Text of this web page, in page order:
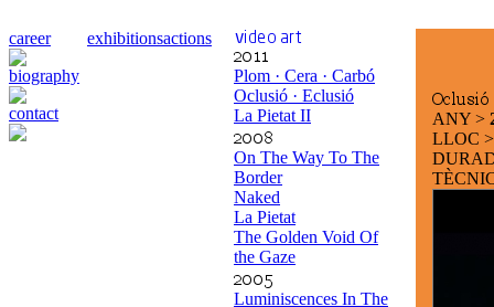
career
biography
contact
exhibitionsactions
Plom · Cera · Carbó
Oclusió · Eclusió
La Pietat II
On The Way To The
Border
Naked
La Pietat
The Golden Void Of
the Gaze
Luminiscences In The
ANY >
LLOC